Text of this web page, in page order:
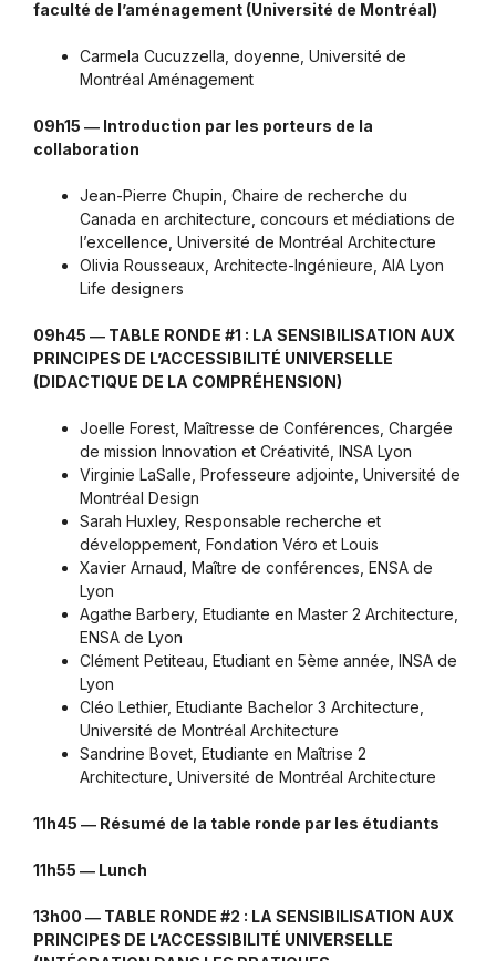
faculté de l’aménagement (Université de Montréal)
Carmela Cucuzzella, doyenne, Université de
Montréal Aménagement
09h15 ― Introduction par les porteurs de la
collaboration
Jean-Pierre Chupin, Chaire de recherche du
Canada en architecture, concours et médiations de
l’excellence, Université de Montréal Architecture
Olivia Rousseaux, Architecte-Ingénieure, AIA Lyon
Life designers
09h45 ― TABLE RONDE #1 : LA SENSIBILISATION AUX
PRINCIPES DE L’ACCESSIBILITÉ UNIVERSELLE
(DIDACTIQUE DE LA COMPRÉHENSION)
Joelle Forest, Maîtresse de Conférences, Chargée
de mission Innovation et Créativité, INSA Lyon
Virginie LaSalle, Professeure adjointe, Université de
Montréal Design
Sarah Huxley, Responsable recherche et
développement, Fondation Véro et Louis
Xavier Arnaud, Maître de conférences, ENSA de
Lyon
Agathe Barbery, Etudiante en Master 2 Architecture,
ENSA de Lyon
Clément Petiteau, Etudiant en 5ème année, INSA de
Lyon
Cléo Lethier, Etudiante Bachelor 3 Architecture,
Université de Montréal Architecture
Sandrine Bovet, Etudiante en Maîtrise 2
Architecture, Université de Montréal Architecture
11h45 ― Résumé de la table ronde par les étudiants
11h55 ― Lunch
13h00 ― TABLE RONDE #2 : LA SENSIBILISATION AUX
PRINCIPES DE L’ACCESSIBILITÉ UNIVERSELLE